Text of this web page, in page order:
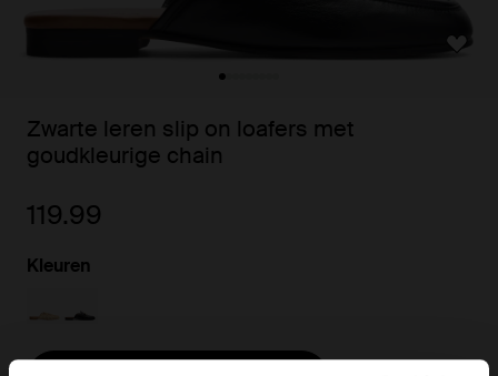
Zwarte leren slip on loafers met
goudkleurige chain
119.99
Kleuren